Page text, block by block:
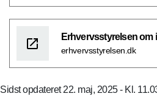
Erhvervsstyrelsen
erhvervsstyrelsen.dk
Sidst opdateret 22. maj, 2025 - Kl.